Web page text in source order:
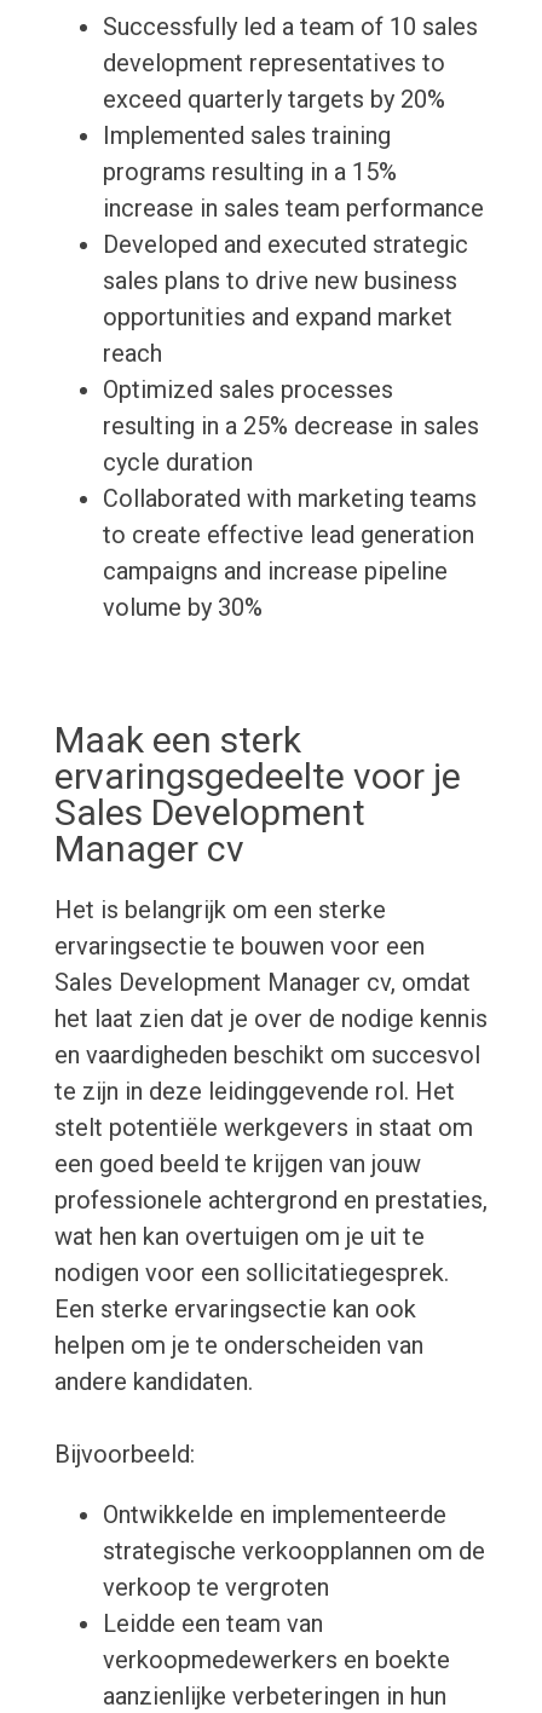
Successfully led a team of 10 sales
development representatives to
exceed quarterly targets by 20%
Implemented sales training
programs resulting in a 15%
increase in sales team performance
Developed and executed strategic
sales plans to drive new business
opportunities and expand market
reach
Optimized sales processes
resulting in a 25% decrease in sales
cycle duration
Collaborated with marketing teams
to create effective lead generation
campaigns and increase pipeline
volume by 30%
Maak een sterk
ervaringsgedeelte voor je
Sales Development
Manager cv
Het is belangrijk om een sterke
ervaringsectie te bouwen voor een
Sales Development Manager cv, omdat
het laat zien dat je over de nodige kennis
en vaardigheden beschikt om succesvol
te zijn in deze leidinggevende rol. Het
stelt potentiële werkgevers in staat om
een goed beeld te krijgen van jouw
professionele achtergrond en prestaties,
wat hen kan overtuigen om je uit te
nodigen voor een sollicitatiegesprek.
Een sterke ervaringsectie kan ook
helpen om je te onderscheiden van
andere kandidaten.
Bijvoorbeeld:
Ontwikkelde en implementeerde
strategische verkoopplannen om de
verkoop te vergroten
Leidde een team van
verkoopmedewerkers en boekte
aanzienlijke verbeteringen in hun